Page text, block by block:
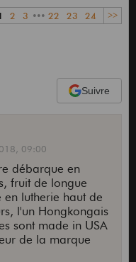
2 3 ••• 22 23 24 >>
Suivre
09:00
débarque en
fruit de longue
lutherie haut de
l'un Hongkongais
sont made in USA
de la marque